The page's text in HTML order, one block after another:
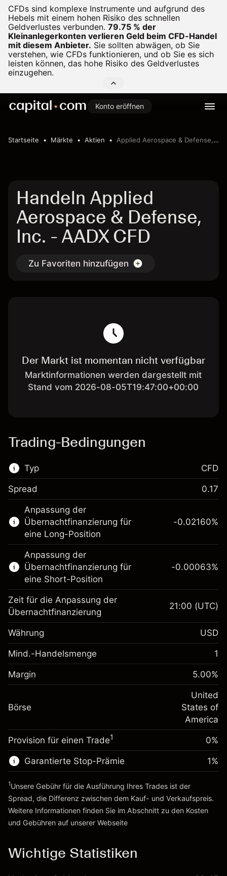
CFDs sind komplexe Instrumente und aufgrund des
Hebels mit einem hohen Risiko des schnellen
Geldverlustes verbunden. 79.75 % der
Kleinanlegerkonten verlieren Geld beim CFD-Handel
mit diesem Anbieter. Sie sollten abwägen, ob Sie
verstehen, wie CFDs funktionieren, und ob Sie es sich
leisten können, das hohe Risiko des Geldverlustes
einzugehen.
Konto eröffnen
Startseite Märkte Aktien Applied Aerospace & Defense, Inc.
Handeln Applied
Aerospace & Defense,
Inc. - AADX CFD
Zu Favoriten hinzufügen
Der Markt ist momentan nicht verfügbar
Marktinformationen werden dargestellt mit
Stand vom 2026-08-05T19:47:00+00:00
Trading-Bedingungen
Typ
Dieser Finanzmarkt steht für das CFD-
Trading zur Verfügung.
Erfahren Sie mehr über:
CFDs
CFD
Spread 0.17
Anpassung der
Übernachtfinanzierung für
eine Long-Position
Margin. Ihre Investition
$1,000.00
Anpassung der
Übernachtfinanzierung
fremdfinanzierten
(-$4.32)
~$20,000.00
Zur Plattform
-0.02160%
Anpassung der
Übernachtfinanzierung für
eine Short-Position
Margin. Ihre Investition
$1,000.00
Anpassung der
-0.000626
%
(-$0.13)
Positionsgröße mit Hebelwirkung
~$20,000.00
Geld aus Hebelwirkung ~ $
Zur Plattform
-0.00063%
Zeit für die Anpassung der
Übernachtfinanzierung
21:00 (UTC)
Währung USD
Mind.-Handelsmenge 1
Margin 5.00%
Börse
United
States of
America
Provision für einen Trade1 0%
Garantierte Stop-Prämie 1%
1Unsere Gebühr für die Ausführung Ihres Trades ist der
Spread, die Differenz zwischen dem Kauf- und Verkaufspreis.
Weitere Informationen finden Sie im Abschnitt zu den Kosten
und Gebühren auf unserer Webseite
Wichtige Statistiken